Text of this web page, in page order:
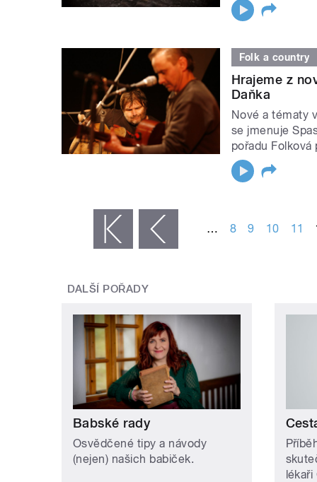
Folk a country
Hrajeme z
Daňka
Nové a tématy
se jmenuje
pořadu Folková
‹ předchozí … 8 9 10 11
DALŠÍ POŘADY
Babské rady
Osvědčené tipy a návody
(nejen) našich babiček.
lékaři